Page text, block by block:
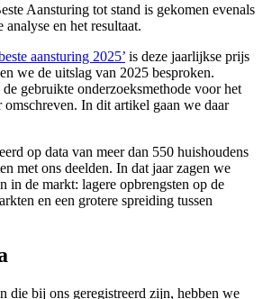
Aansturing tot stand is gekomen evenals
en het resultaat.
aansturing 2025’ is deze jaarlijkse prijs
we de uitslag van 2025 besproken.
gebruikte onderzoeksmethode voor het
omschreven. In dit artikel gaan we daar
op data van meer dan 550 huishoudens
met ons deelden. In dat jaar zagen we
in de markt: lagere opbrengsten op de
en een grotere spreiding tussen
die bij ons geregistreerd zijn, hebben we